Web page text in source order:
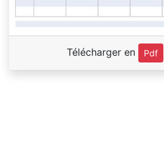
Télécharger en Pdf